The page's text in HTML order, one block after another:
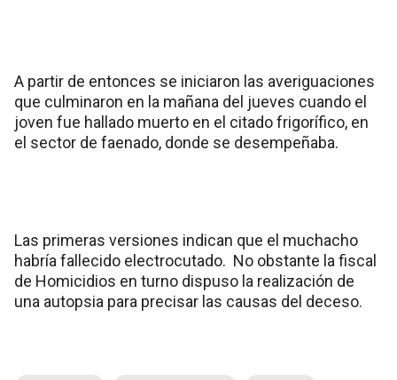
A partir de entonces se iniciaron las averiguaciones
que culminaron en la mañana del jueves cuando el
joven fue hallado muerto en el citado frigorífico, en
el sector de faenado, donde se desempeñaba.
Las primeras versiones indican que el muchacho
habría fallecido electrocutado. No obstante la fiscal
de Homicidios en turno dispuso la realización de
una autopsia para precisar las causas del deceso.